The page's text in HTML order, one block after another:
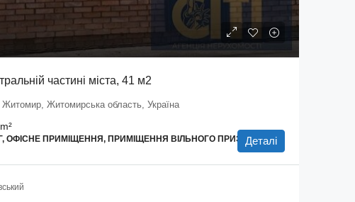
частині міста, 41 м2
Житомирська область, Україна
m²
ОФІСНЕ ПРИМІЩЕННЯ, ПРИМІЩЕННЯ ВІЛЬНОГО ПРИЗНАЧЕННЯ
Деталі